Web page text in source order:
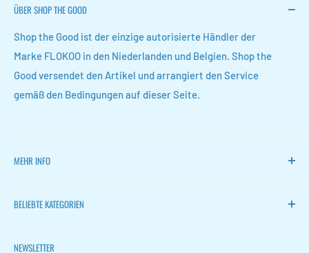
ÜBER SHOP THE GOOD
Shop the Good ist der einzige autorisierte Händler der
Marke FLOKOO in den Niederlanden und Belgien. Shop the
Good versendet den Artikel und arrangiert den Service
gemäß den Bedingungen auf dieser Seite.
MEHR INFO
FLOKOO
BELIEBTE KATEGORIEN
NEWSLETTER